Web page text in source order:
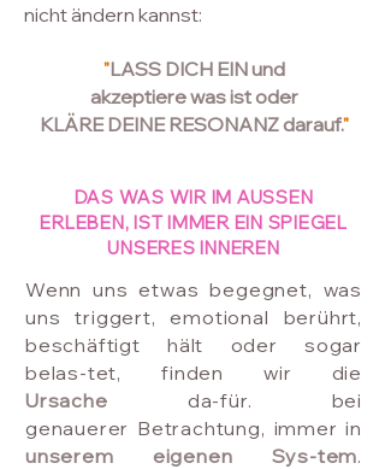
nicht ändern kannst:
"LASS DICH EINund
akzeptiere wasist oder
KLÄREDEINE RESONANZ darauf."
DAS WAS WIR IM AUSSEN
ERLEBEN, IST IMMER EIN SPIEGEL
UNSERES INNEREN
Wenn uns etwas begegnet, was
uns triggert, emotional berührt,
beschäftigt hält oder sogar
belas-tet, finden wir die
Ursache
da-für. bei
genauerer Betrachtung, immer in
unserem eigenen Sys-tem.